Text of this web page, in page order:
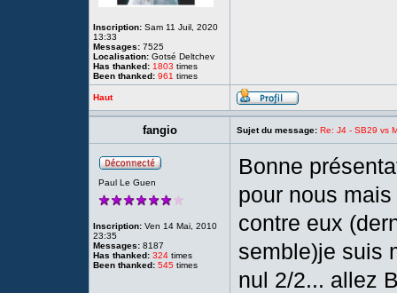
Inscription: Sam 11 Juil, 2020
13:33
Messages: 7525
Localisation: Gotsé Deltchev
Has thanked: 1803 times
Been thanked: 961 times
Haut
fangio Sujet du message: Re: J4 - SB29 vs
Paul Le Guen
Inscription: Ven 14 Mai, 2010
23:35
Messages: 8187
Has thanked: 324 times
Been thanked: 545 times
Bonne
pour nous
contre eux
semble)je suis
nul 2/2... allez